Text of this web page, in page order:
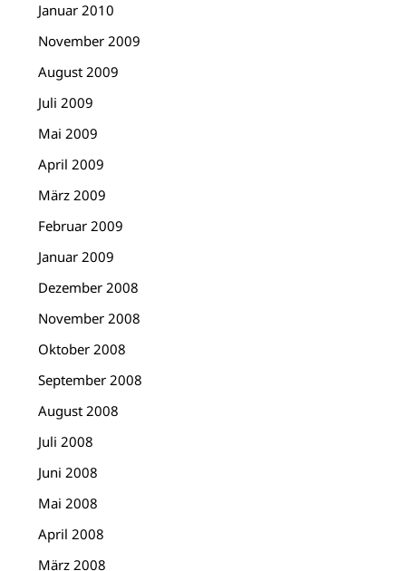
Januar 2010
November 2009
August 2009
Juli 2009
Mai 2009
April 2009
März 2009
Februar 2009
Januar 2009
Dezember 2008
November 2008
Oktober 2008
September 2008
August 2008
Juli 2008
Juni 2008
Mai 2008
April 2008
März 2008